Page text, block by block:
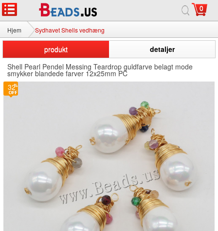
0
Hjem Sydhavet Shells vedhæng
produkt
detaljer
Shell Pearl Pendel Messing Teardrop guldfarve belagt mode
smykker blandede farver 12x25mm PC
32